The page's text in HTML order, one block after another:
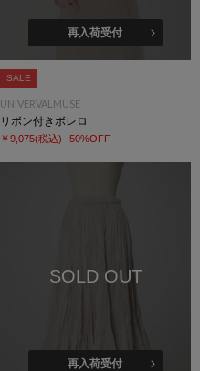
再入荷受付
SALE
UNIVERVALMUSE
リボン付きボレロ
￥9,075(税込) 50%OFF
SOLD OUT
再入荷受付